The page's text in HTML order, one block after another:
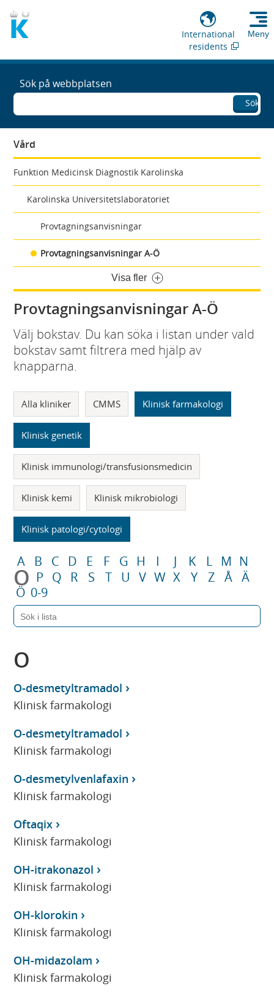
International
residents
Meny
Sök på webbplatsen
Sök
Vård
Funktion Medicinsk Diagnostik Karolinska
Karolinska Universitetslaboratoriet
Provtagningsanvisningar
Provtagningsanvisningar A-Ö
Visa fler
Provtagningsanvisningar A-Ö
Välj bokstav. Du kan söka i listan under vald
bokstav samt filtrera med hjälp av
knapparna.
Alla kliniker CMMS Klinisk farmakologi
Klinisk genetik
Klinisk immunologi/transfusionsmedicin
Klinisk kemi Klinisk mikrobiologi
Klinisk patologi/cytologi
A B C D E F G H I J K L M N
O P Q R S T U V W X Y Z Å Ä
Ö 0-9
O
O-desmetyltramadol
Klinisk farmakologi
O-desmetyltramadol
Klinisk farmakologi
O-desmetylvenlafaxin
Klinisk farmakologi
Oftaqix
Klinisk farmakologi
OH-itrakonazol
Klinisk farmakologi
OH-klorokin
Klinisk farmakologi
OH-midazolam
Klinisk farmakologi